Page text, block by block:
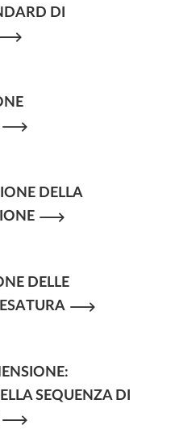
DI
DELLA
DELLE
SEQUENZA DI